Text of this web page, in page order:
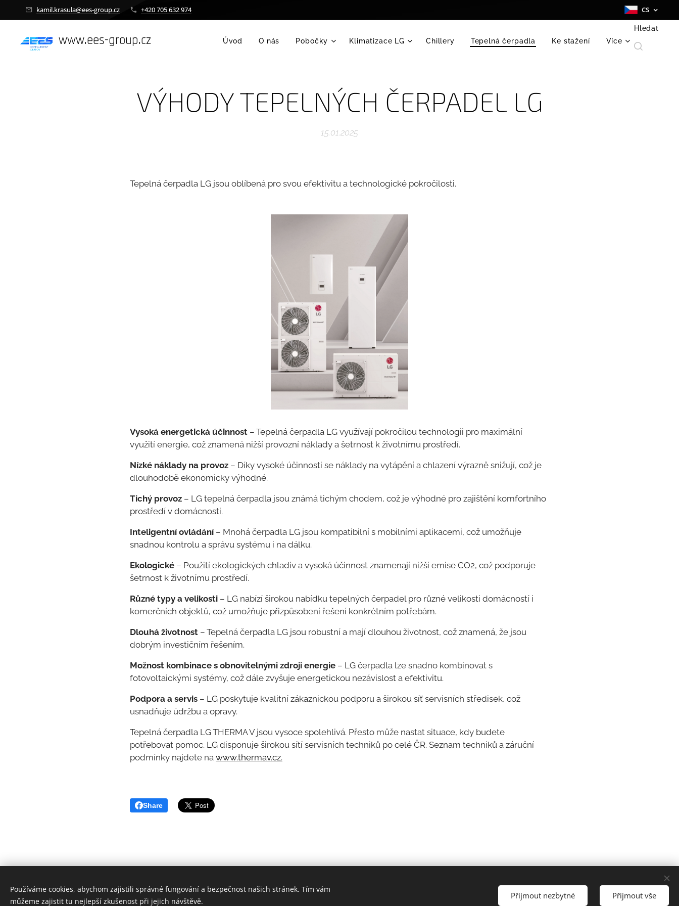
kamil.krasula@ees-group.cz +420 705 632 974 CS
www.ees-group.cz Úvod O nás Pobočky Klimatizace LG Chillery Tepelná čerpadla Ke stažení Více
Hledat
VÝHODY TEPELNÝCH ČERPADEL LG
15.01.2025
Tepelná čerpadla LG jsou oblíbená pro svou efektivitu a technologické pokročilosti.
Vysoká energetická účinnost – Tepelná čerpadla LG využívají pokročilou technologii pro maximální
využití energie, což znamená nižší provozní náklady a šetrnost k životnímu prostředí.
Nízké náklady na provoz – Díky vysoké účinnosti se náklady na vytápění a chlazení výrazně snižují, což je
dlouhodobě ekonomicky výhodné.
Tichý provoz – LG tepelná čerpadla jsou známá tichým chodem, což je výhodné pro zajištění komfortního
prostředí v domácnosti.
Inteligentní ovládání– Mnohá čerpadla LG jsou kompatibilní s mobilními aplikacemi, což umožňuje
snadnou kontrolu a správu systému i na dálku.
Ekologické – Použití ekologických chladiv a vysoká účinnost znamenají nižší emise CO2, což podporuje
šetrnost k životnímu prostředí.
Různé typy a velikosti – LG nabízí širokou nabídku tepelných čerpadel pro různé velikosti domácností i
komerčních objektů, což umožňuje přizpůsobení řešení konkrétním potřebám.
Dlouhá životnost – Tepelná čerpadla LG jsou robustní a mají dlouhou životnost, což znamená, že jsou
dobrým investičním řešením.
Možnost kombinace s obnovitelnými zdroji energie – LG čerpadla lze snadno kombinovat s
fotovoltaickými systémy, což dále zvyšuje energetickou nezávislost a efektivitu.
Podpora a servis – LG poskytuje kvalitní zákaznickou podporu a širokou síť servisních středisek, což
usnadňuje údržbu a opravy.
Tepelná čerpadla LG THERMA V jsou vysoce spolehlivá. Přesto může nastat situace, kdy budete
potřebovat pomoc. LG disponuje širokou sítí servisních techniků po celé ČR. Seznam techniků a záruční
podmínky najdete na www.thermav.cz.
Share
Cookies
Čeština
Používáme cookies, abychom zajistili správné fungování a bezpečnost našich stránek. Tím vám
můžeme zajistit tu nejlepší zkušenost při jejich návštěvě.
Přijmout nezbytné Přijmout vše